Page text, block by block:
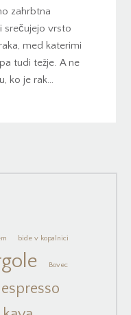
zahrbtna
srečujejo vrsto
med katerimi
tudi težje. A ne
ko je rak…
bide v kopalnici
Bovec
espresso